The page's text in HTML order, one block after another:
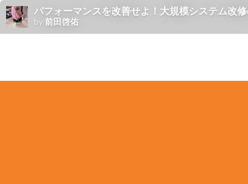
パフォーマンスを改善せよ！大規模システム
by前田啓佑